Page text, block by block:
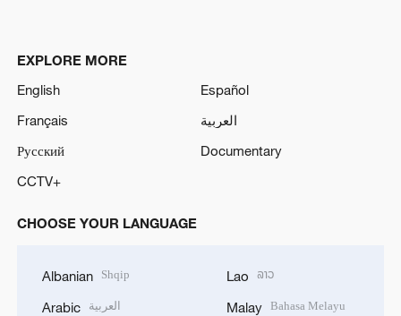
EXPLORE MORE
English
Español
Français
العربية
Русский
Documentary
CCTV+
CHOOSE YOUR LANGUAGE
Albanian Shqip
Arabic العربية
Lao ລາວ
Malay Bahasa Melayu